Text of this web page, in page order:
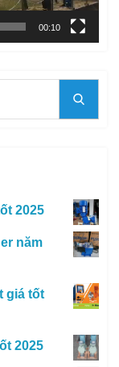
00:10
2025
năm
giá tốt
2025